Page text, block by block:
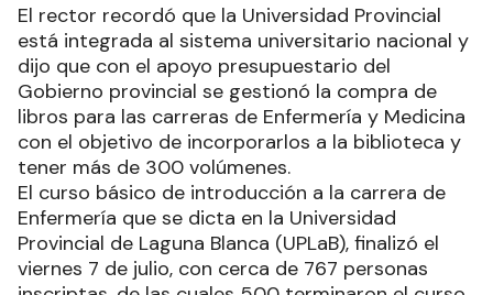
El rector recordó que la Universidad Provincial
está integrada al sistema universitario nacional y
dijo que con el apoyo presupuestario del
Gobierno provincial se gestionó la compra de
libros para las carreras de Enfermería y Medicina
con el objetivo de incorporarlos a la biblioteca y
tener más de 300 volúmenes.
El curso básico de introducción a la carrera de
Enfermería que se dicta en la Universidad
Provincial de Laguna Blanca (UPLaB), finalizó el
viernes 7 de julio, con cerca de 767 personas